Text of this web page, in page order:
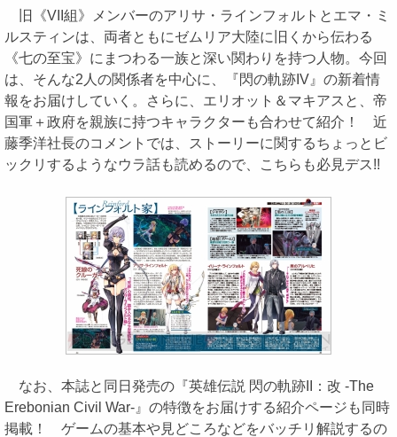
旧《VII組》メンバーのアリサ・ラインフォルトとエマ・ミ
ルスティンは、両者ともにゼムリア大陸に旧くから伝わる
《七の至宝》にまつわる一族と深い関わりを持つ人物。今回
は、そんな2人の関係者を中心に、『閃の軌跡IV』の新着情
報をお届けしていく。さらに、エリオット＆マキアスと、帝
国軍＋政府を親族に持つキャラクターも合わせて紹介！ 近
藤季洋社長のコメントでは、ストーリーに関するちょっとビ
ックリするようなウラ話も読めるので、こちらも必見デス!!
なお、本誌と同日発売の『英雄伝説 閃の軌跡II：改 -The
Erebonian Civil War-』の特徴をお届けする紹介ページも同時
掲載！ ゲームの基本や見どころなどをバッチリ解説するの